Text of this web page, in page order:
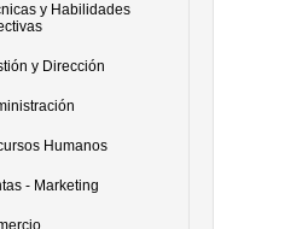
y Habilidades
y Dirección
Humanos
- Marketing